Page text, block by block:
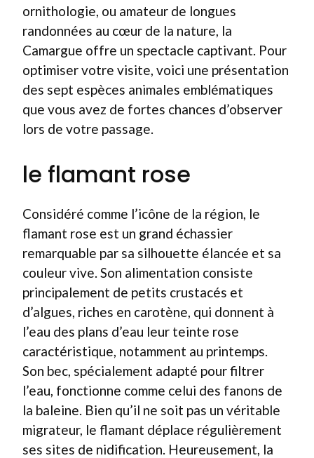
ornithologie, ou amateur de longues
randonnées au cœur de la nature, la
Camargue offre un spectacle captivant. Pour
optimiser votre visite, voici une présentation
des sept espèces animales emblématiques
que vous avez de fortes chances d’observer
lors de votre passage.
le flamant rose
Considéré comme l’icône de la région, le
flamant rose est un grand échassier
remarquable par sa silhouette élancée et sa
couleur vive. Son alimentation consiste
principalement de petits crustacés et
d’algues, riches en carotène, qui donnent à
l’eau des plans d’eau leur teinte rose
caractéristique, notamment au printemps.
Son bec, spécialement adapté pour filtrer
l’eau, fonctionne comme celui des fanons de
la baleine. Bien qu’il ne soit pas un véritable
migrateur, le flamant déplace régulièrement
ses sites de nidification. Heureusement, la